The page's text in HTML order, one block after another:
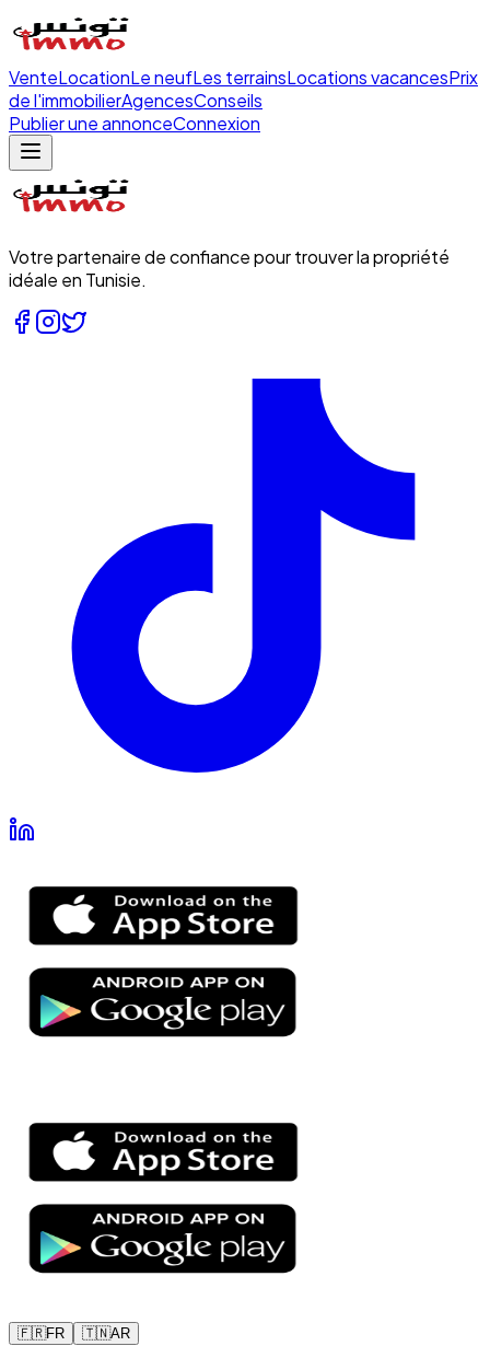
VenteLocationLe neufLes terrainsLocations vacancesPrix
de l'immobilierAgencesConseils
Publier une annonceConnexion
Votre partenaire de confiance pour trouver la propriété
idéale en Tunisie.
🇫🇷FR 🇹🇳AR